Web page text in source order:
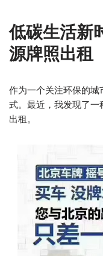
低碳生活新
源牌照出租
作为一个关注环保的
式。最近，我发现了一
出租。